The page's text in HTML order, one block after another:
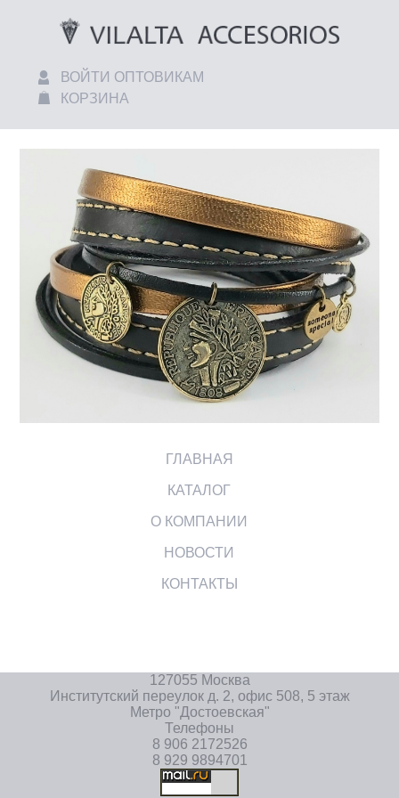
ВОЙТИ ОПТОВИКАМ
КОРЗИНА
ГЛАВНАЯ
КАТАЛОГ
О КОМПАНИИ
НОВОСТИ
КОНТАКТЫ
127055 Москва
Институтский переулок д. 2, офис 508, 5 этаж
Метро "Достоевская"
Телефоны
8 906 2172526
8 929 9894701